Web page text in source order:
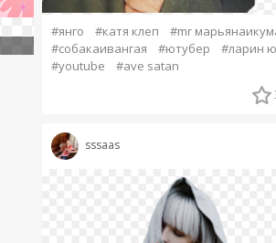
#янго #катя клеп
#mr
#собакаивангая
#ютубер
#ларин
#youtube
#ave satan
sssaas